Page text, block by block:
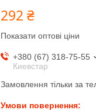
292 ₴
Показати оптові ціни
+380 (67) 318-75-55
Киевстар
Замовлення тільки за